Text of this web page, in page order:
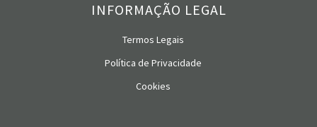
INFORMAÇÃO LEGAL
Termos Legais
Política de Privacidade
Cookies